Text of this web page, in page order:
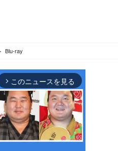
Blu-ray
arrow_forward_ios このニュースを見る